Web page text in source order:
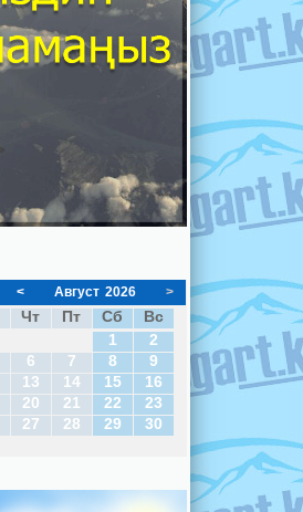
< Август 2026 >
Чт Пт Сб
Вс
1
2
6 7 8
9
13 14 15
16
20 21 22
23
27 28 29
30